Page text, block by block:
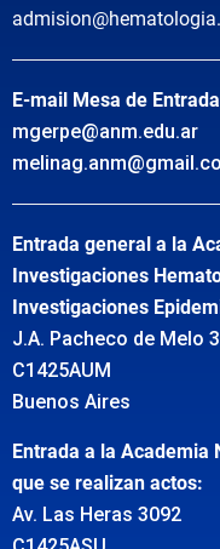
E-mail Mesa de
mgerpe@anm.edu.ar
Entrada general a la
Investigaciones
Investigaciones
J.A. Pacheco de Melo
C1425AUM
Buenos Aires
Entrada a la Academia
que se realizan actos:
Av. Las Heras 3092